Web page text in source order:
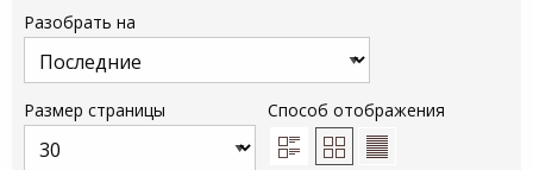
Разобрать на
Размер страницы Способ отображения